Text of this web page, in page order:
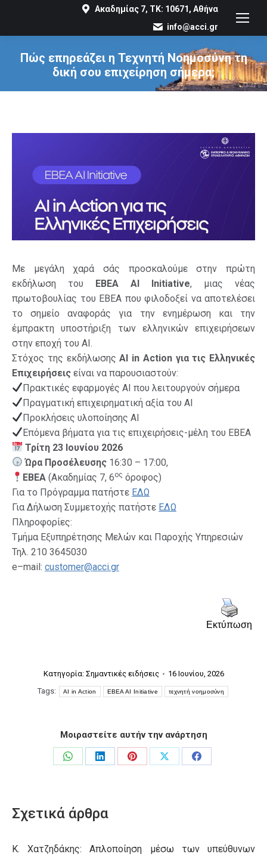
Ακαδημίας 7, ΤΚ: 10671, Αθήνα
info@acci.gr
Πώς επηρεάζει η Τεχνητή Νοημοσύνη τη
δική σου επιχείρηση σήμερα;
You are here:
Με μεγάλη χαρά σάς προσκαλούμε στην πρώτη
εκδήλωση του EBEA AI Initiative, μιας νέας
πρωτοβουλίας του ΕΒΕΑ που φιλοδοξεί να αποτελέσει
το σημείο αναφοράς για την ενημέρωση και την
έμπρακτη υποστήριξη των ελληνικών επιχειρήσεων
στην εποχή του AI.
Στόχος της εκδήλωσηςAI in Action για τις Ελληνικές
Επιχειρήσεις είναι να παρουσιαστούν:
Πρακτικές εφαρμογές AI που λειτουργούν σήμερα
Πραγματική επιχειρηματική αξία του AI
Προκλήσεις υλοποίησης AI
Επόμενα βήματα για τις επιχειρήσεις-μέλη του ΕΒΕΑ
Τρίτη 23 Ιουνίου 2026
Ώρα Προσέλευσης 16:30 – 17:00,
ΕΒΕΑ(Ακαδημίας 7, 6ος όροφος)
Για το Πρόγραμμα πατήστε ΕΔΩ
Για Δήλωση Συμμετοχής πατήστε ΕΔΩ
Πληροφορίες:
Τμήμα Εξυπηρέτησης Μελών και Παροχής Υπηρεσιών
Τηλ. 210 3645030
e–mail: customer@acci.gr
Εκτύπωση
Κατηγορία: Σημαντικές ειδήσεις
16 Ιουνίου, 2026
Tags:
AI in Action EBEA AI Initiative τεχνητή νοημοσύνη
Μοιραστείτε αυτήν την ανάρτηση
Share
Share
Share
Share
Share
Σχετικά άρθρα
Κ. Χατζηδάκης: Aπλοποίηση μέσω των υπεύθυνων